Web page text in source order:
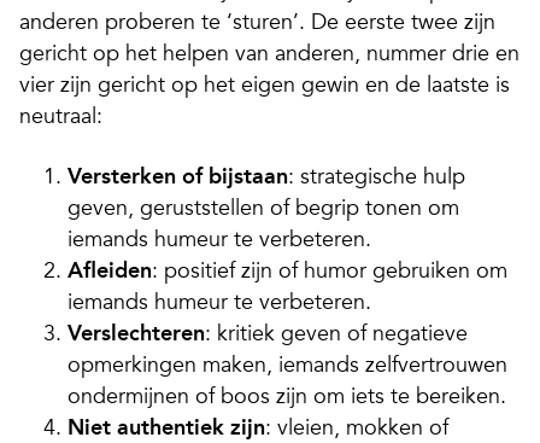
anderen proberen te ‘sturen’. De eerste twee zijn
gericht op het helpen van anderen, nummer drie en
vier zijn gericht op het eigen gewin en de laatste is
neutraal:
Versterken of bijstaan: strategische hulp
geven, geruststellen of begrip tonen om
iemands humeur te verbeteren.
Afleiden: positief zijn of humor gebruiken om
iemands humeur te verbeteren.
Verslechteren: kritiek geven of negatieve
opmerkingen maken, iemands zelfvertrouwen
ondermijnen of boos zijn om iets te bereiken.
Niet authentiek zijn: vleien, mokken of